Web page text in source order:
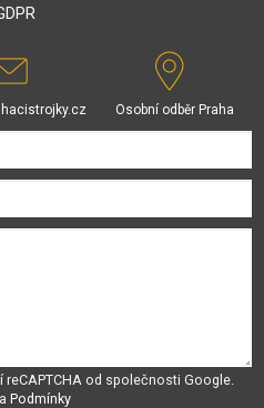
Osobní odběr Praha
od společnosti Google.
Podmínky